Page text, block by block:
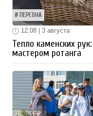
ПЕРСОНА
12:08 | 3 августа
Тепло каменских
мастером ротанга